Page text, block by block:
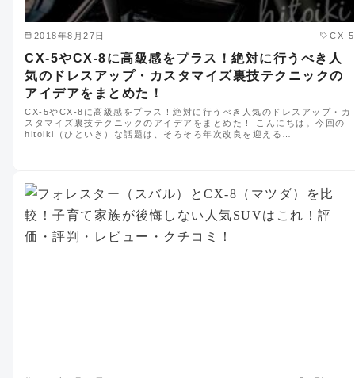
2018年8月27日 CX-5
CX-5やCX-8に高級感をプラス！絶対に行うべき人
気のドレスアップ・カスタマイズ裏技テクニックの
アイデアをまとめた！
CX-5やCX-8に高級感をプラス！絶対に行うべき人気のドレスアップ・カ
スタマイズ裏技テクニックのアイデアをまとめた！ こんにちは。今回の
hitoiki（ひといき）な話題は、そろそろ年次改良を迎える…